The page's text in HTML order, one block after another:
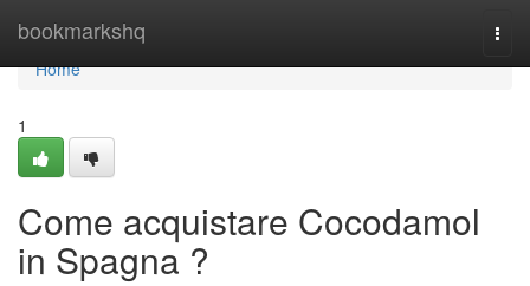
bookmarkshq
Home
Home
1
Come acquistare Cocodamol
in Spagna ?